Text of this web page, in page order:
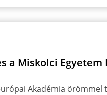
a Miskolci
Akadémia